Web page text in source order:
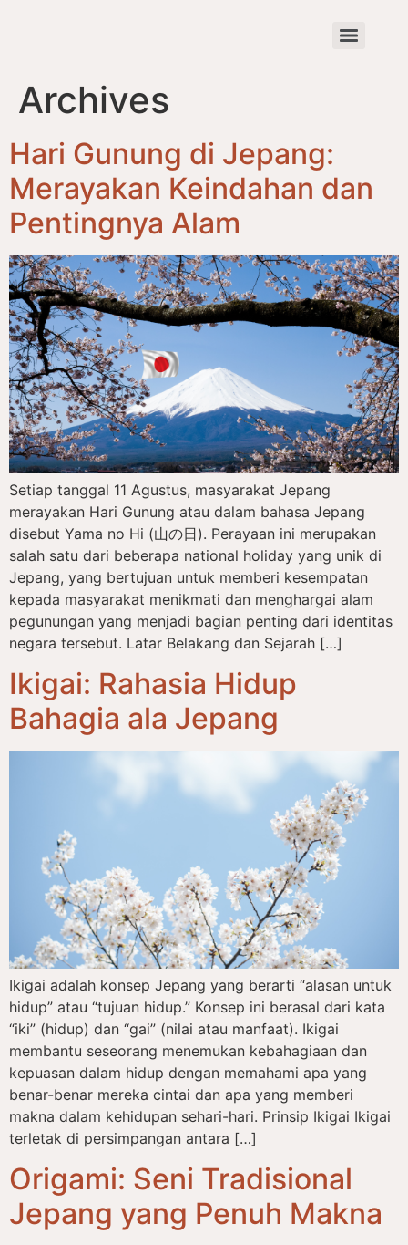
Archives
Hari Gunung di Jepang:
Merayakan Keindahan dan
Pentingnya Alam
Setiap tanggal 11 Agustus, masyarakat Jepang
merayakan Hari Gunung atau dalam bahasa Jepang
disebut Yama no Hi (山の日). Perayaan ini merupakan
salah satu dari beberapa national holiday yang unik di
Jepang, yang bertujuan untuk memberi kesempatan
kepada masyarakat menikmati dan menghargai alam
pegunungan yang menjadi bagian penting dari identitas
negara tersebut. Latar Belakang dan Sejarah […]
Ikigai: Rahasia Hidup
Bahagia ala Jepang
Ikigai adalah konsep Jepang yang berarti “alasan untuk
hidup” atau “tujuan hidup.” Konsep ini berasal dari kata
“iki” (hidup) dan “gai” (nilai atau manfaat). Ikigai
membantu seseorang menemukan kebahagiaan dan
kepuasan dalam hidup dengan memahami apa yang
benar-benar mereka cintai dan apa yang memberi
makna dalam kehidupan sehari-hari. Prinsip Ikigai Ikigai
terletak di persimpangan antara […]
Origami: Seni Tradisional
Jepang yang Penuh Makna